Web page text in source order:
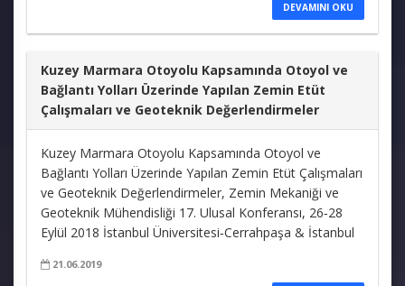
DEVAMINI OKU
Kuzey Marmara Otoyolu Kapsamında Otoyol ve
Bağlantı Yolları Üzerinde Yapılan Zemin Etüt
Çalışmaları ve Geoteknik Değerlendirmeler
Kuzey Marmara Otoyolu Kapsamında Otoyol ve
Bağlantı Yolları Üzerinde Yapılan Zemin Etüt Çalışmaları
ve Geoteknik Değerlendirmeler, Zemin Mekaniği ve
Geoteknik Mühendisliği 17. Ulusal Konferansı, 26‐28
Eylül 2018 İstanbul Üniversitesi‐Cerrahpaşa & İstanbul
21.06.2019